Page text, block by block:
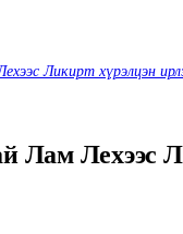
Ликирт хүрэлцэн
Лам Лехээс